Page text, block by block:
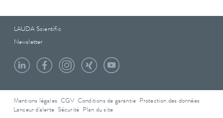
LAUDA Scientific
Newsletter
Mentions légales CGV Conditions de garantie
Protection des données
Lanceur d'alerte Sécurité Plan du site